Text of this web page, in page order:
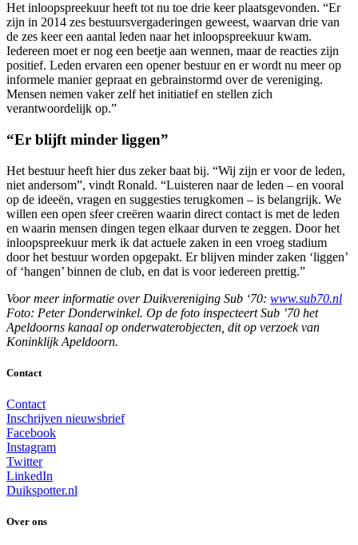
Het inloopspreekuur heeft tot nu toe drie keer plaatsgevonden. “Er
zijn in 2014 zes bestuursvergaderingen geweest, waarvan drie van
de zes keer een aantal leden naar het inloopspreekuur kwam.
Iedereen moet er nog een beetje aan wennen, maar de reacties zijn
positief. Leden ervaren een opener bestuur en er wordt nu meer op
informele manier gepraat en gebrainstormd over de vereniging.
Mensen nemen vaker zelf het initiatief en stellen zich
verantwoordelijk op.”
“Er blijft minder liggen”
Het bestuur heeft hier dus zeker baat bij. “Wij zijn er voor de leden,
niet andersom”, vindt Ronald. “Luisteren naar de leden – en vooral
op de ideeën, vragen en suggesties terugkomen – is belangrijk. We
willen een open sfeer creëren waarin direct contact is met de leden
en waarin mensen dingen tegen elkaar durven te zeggen. Door het
inloopspreekuur merk ik dat actuele zaken in een vroeg stadium
door het bestuur worden opgepakt. Er blijven minder zaken ‘liggen’
of ‘hangen’ binnen de club, en dat is voor iedereen prettig.”
Voor meer informatie over Duikvereniging Sub ‘70: www.sub70.nl
Foto: Peter Donderwinkel. Op de foto inspecteert Sub ’70 het
Apeldoorns kanaal op onderwaterobjecten, dit op verzoek van
Koninklijk Apeldoorn.
Contact
Contact
Inschrijven nieuwsbrief
Facebook
Instagram
Twitter
LinkedIn
Duikspotter.nl
Over ons